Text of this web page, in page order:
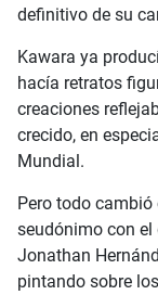
definitivo de su
Kawara ya
hacía retratos
creaciones
crecido, en
Mundial.
Pero todo
seudónimo con el
Jonathan
pintando sobre